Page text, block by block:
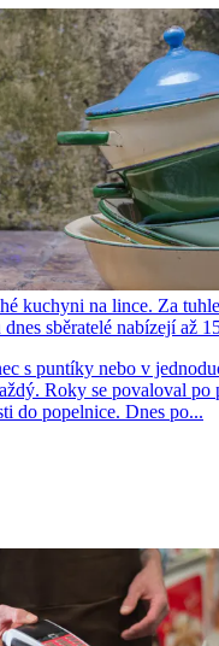
kuchyni na lince. Za
sběratelé nabízejí až
s puntíky nebo v
Roky se povaloval po
do popelnice. Dnes po...